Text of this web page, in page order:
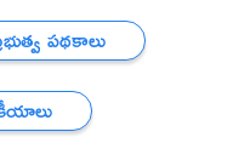
పథకాలు